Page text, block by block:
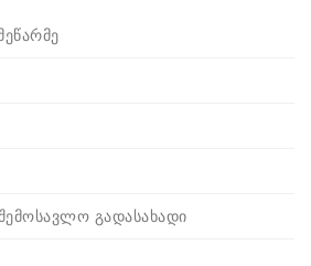
გადასახადი